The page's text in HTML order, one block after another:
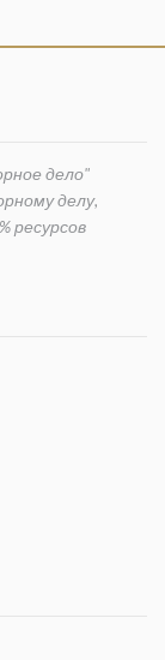
дело"
делу,
ресурсов